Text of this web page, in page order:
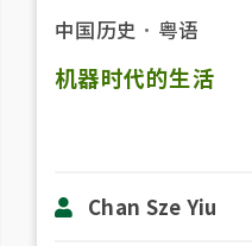
中国历史 ． 粤语
机器时代的生活
Chan Sze Yiu